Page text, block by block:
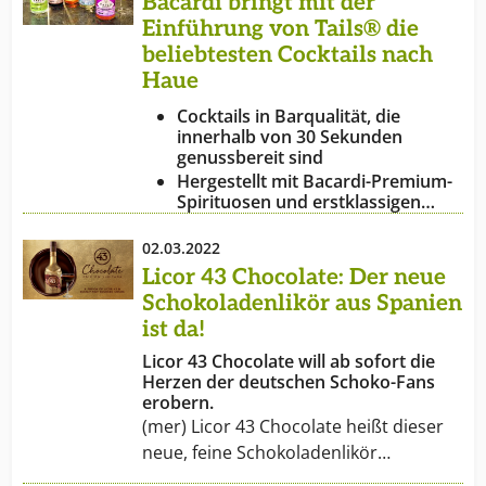
Einführung von Tails® die
beliebtesten Cocktails nach
Haue
Cocktails in Barqualität, die
innerhalb von 30 Sekunden
genussbereit sind
Hergestellt mit Bacardi-Premium-
Spirituosen und erstklassigen…
02.03.2022
Licor 43 Chocolate: Der neue
Schokoladenlikör aus Spanien
ist da!
Licor 43 Chocolate will ab sofort die
Herzen der deutschen Schoko-Fans
erobern.
(mer) Licor 43 Chocolate heißt dieser
neue, feine Schokoladenlikör…